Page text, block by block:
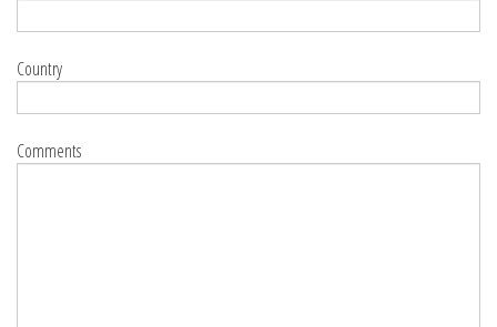
Country
Comments